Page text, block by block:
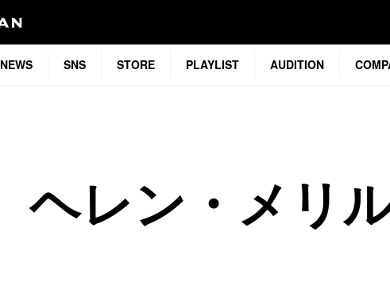
NEWS SNS STORE PLAYLIST AUDITION
ヘレン・メリ